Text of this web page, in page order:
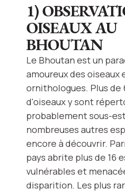
1)
OISEAUX AU
BHOUTAN
Le Bhoutan est un
amoureux des oiseaux
ornithologues. Plus de
d'oiseaux y sont
probablement sous-
nombreuses autres
encore à découvrir.
pays abrite plus de 16
vulnérables et
disparition. Les plus